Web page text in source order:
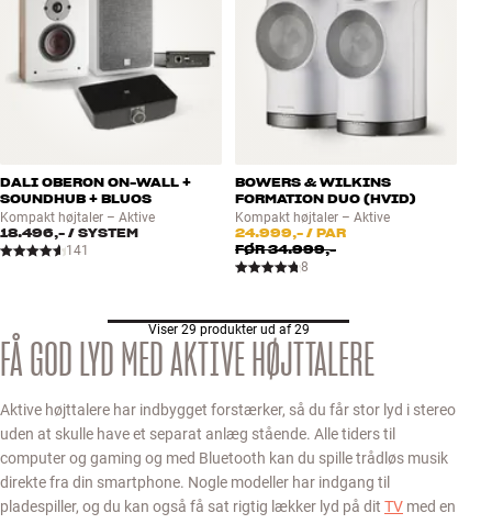
DALI OBERON ON-WALL +
SOUNDHUB + BLUOS
Kompakt højtaler – Aktive
18.496,- / SYSTEM
141
BOWERS & WILKINS
FORMATION DUO (HVID)
Kompakt højtaler – Aktive
24.999,- / PAR
FØR34.999,-
8
Viser 29 produkter ud af 29
FÅ GOD LYD MED AKTIVE HØJTTALERE
Aktive højttalere har indbygget forstærker, så du får stor lyd i stereo
uden at skulle have et separat anlæg stående. Alle tiders til
computer og gaming og med Bluetooth kan du spille trådløs musik
direkte fra din smartphone. Nogle modeller har indgang til
pladespiller, og du kan også få sat rigtig lækker lyd på dit TV med en